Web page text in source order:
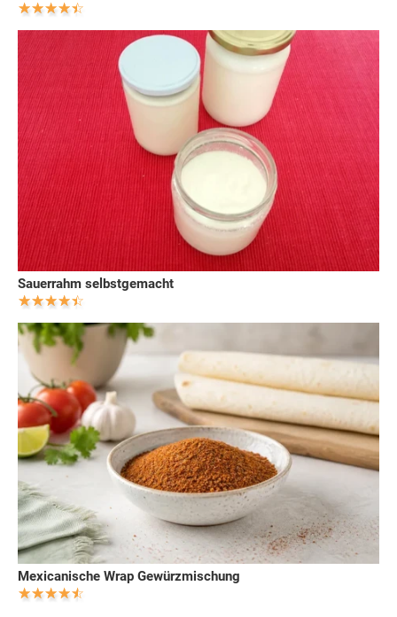
Sauerrahm selbstgemacht
Mexicanische Wrap Gewürzmischung